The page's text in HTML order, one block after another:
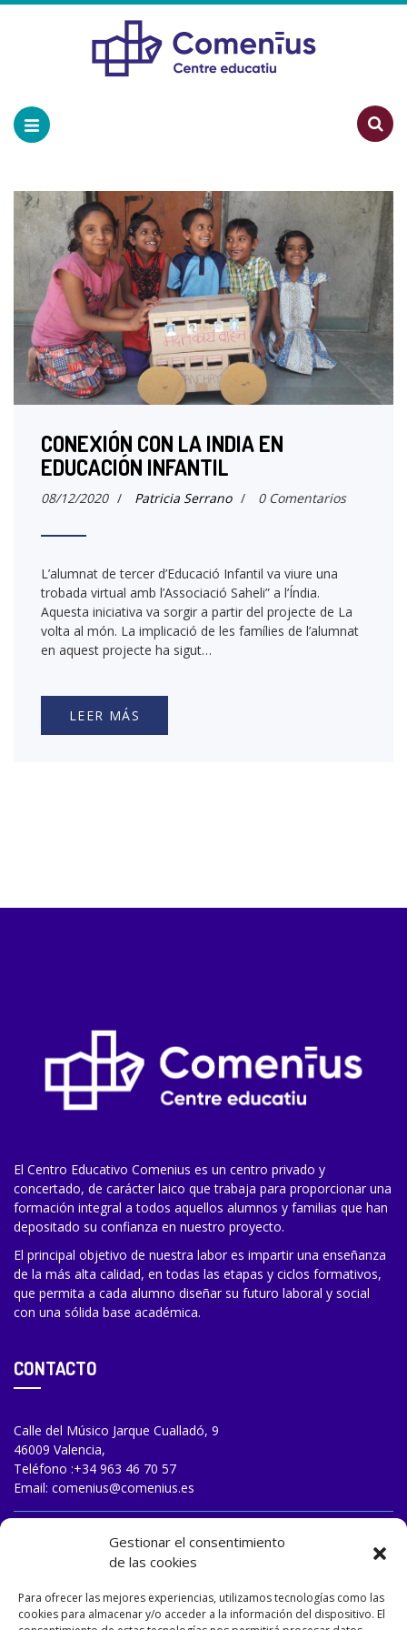
Gestionar el consentimiento
de las cookies
Para ofrecer las mejores experiencias, utilizamos tecnologías como las
cookies para almacenar y/o acceder a la información del dispositivo. El
CONEXIÓN CON LA INDIA EN
EDUCACIÓN INFANTIL
08/12/2020 / Patricia Serrano / 0 Comentarios
L’alumnat de tercer d’Educació Infantil va viure una
trobada virtual amb l’Associació Saheli” a l’Índia.
Aquesta iniciativa va sorgir a partir del projecte de La
volta al món. La implicació de les famílies de l’alumnat
en aquest projecte ha sigut…
LEER MÁS
El Centro Educativo Comenius es un centro privado y
concertado, de carácter laico que trabaja para proporcionar una
formación integral a todos aquellos alumnos y familias que han
depositado su confianza en nuestro proyecto.
El principal objetivo de nuestra labor es impartir una enseñanza
de la más alta calidad, en todas las etapas y ciclos formativos,
que permita a cada alumno diseñar su futuro laboral y social
con una sólida base académica.
CONTACTO
Calle del Músico Jarque Cualladó, 9
46009 Valencia,
Teléfono :+34 963 46 70 57
Email: comenius@comenius.es